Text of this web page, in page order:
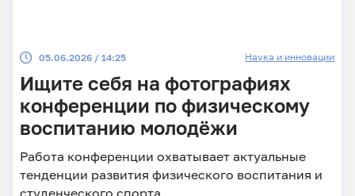
05.06.2026 / 14:25 Наука и инновации
Ищите себя на фотографиях
конференции по физическому
воспитанию молодёжи
Работа конференции охватывает актуальные
тенденции развития физического воспитания и
студенческого спорта